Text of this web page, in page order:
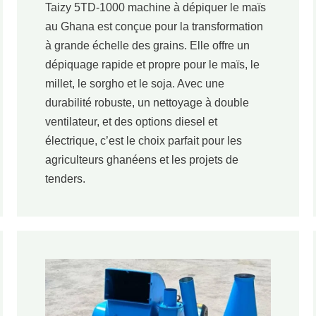
Taizy 5TD-1000 machine à dépiquer le maïs
au Ghana est conçue pour la transformation
à grande échelle des grains. Elle offre un
dépiquage rapide et propre pour le maïs, le
millet, le sorgho et le soja. Avec une
durabilité robuste, un nettoyage à double
ventilateur, et des options diesel et
électrique, c’est le choix parfait pour les
agriculteurs ghanéens et les projets de
tenders.